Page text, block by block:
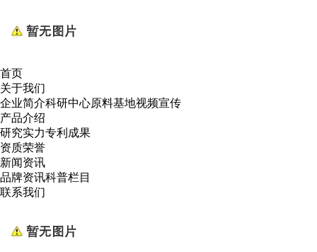
首页
关于我们
企业简介科研中心原料基地视频宣传
产品介绍
研究实力专利成果
资质荣誉
新闻资讯
品牌资讯科普栏目
联系我们